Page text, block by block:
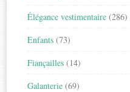
Élégance vestimentaire (286)
Enfants (73)
Fiançailles (14)
Galanterie (69)